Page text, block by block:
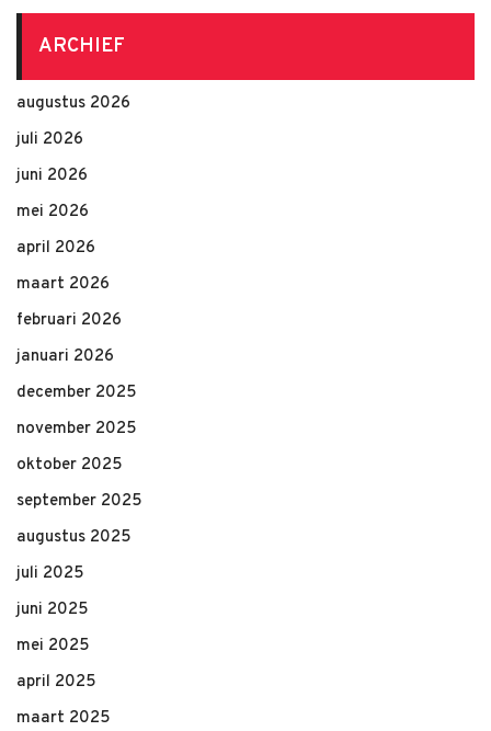
ARCHIEF
augustus 2026
juli 2026
juni 2026
mei 2026
april 2026
maart 2026
februari 2026
januari 2026
december 2025
november 2025
oktober 2025
september 2025
augustus 2025
juli 2025
juni 2025
mei 2025
april 2025
maart 2025